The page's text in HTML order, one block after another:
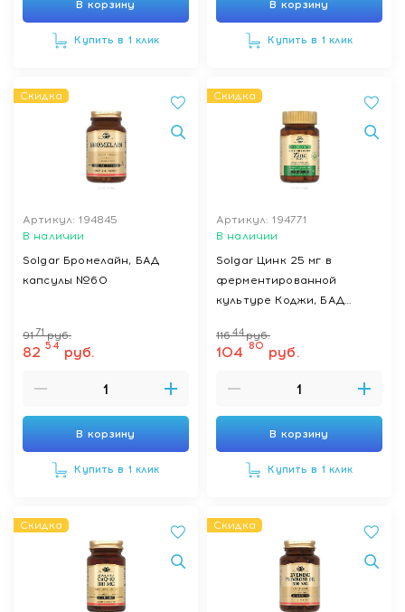
В корзину
Купить в 1 клик
В корзину
Купить в 1 клик
Скидка
Артикул: 194845
В наличии
Solgar Бромелайн, БАД
капсулы №60
91 71 руб.
82 54 руб.
В корзину
Купить в 1 клик
Скидка
Артикул: 194771
В наличии
Solgar Цинк 25 мг в
ферментированной
культуре Коджи, БАД
11644руб.
104 80 руб.
В корзину
Купить в 1 клик
Скидка Скидка